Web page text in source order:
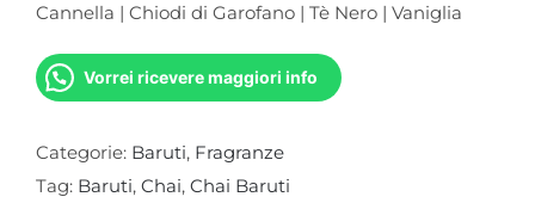
Cannella | Chiodi di Garofano | Tè Nero | Vaniglia
Vorrei ricevere maggiori info
Categorie: Baruti, Fragranze
Tag: Baruti, Chai, Chai Baruti